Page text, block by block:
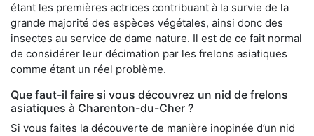
étant les premières actrices contribuant à la survie de la
grande majorité des espèces végétales, ainsi donc des
insectes au service de dame nature. Il est de ce fait normal
de considérer leur décimation par les frelons asiatiques
comme étant un réel problème.
Que faut-il faire si vous découvrez un nid de frelons
asiatiques à Charenton-du-Cher ?
Si vous faites la découverte de manière inopinée d’un nid